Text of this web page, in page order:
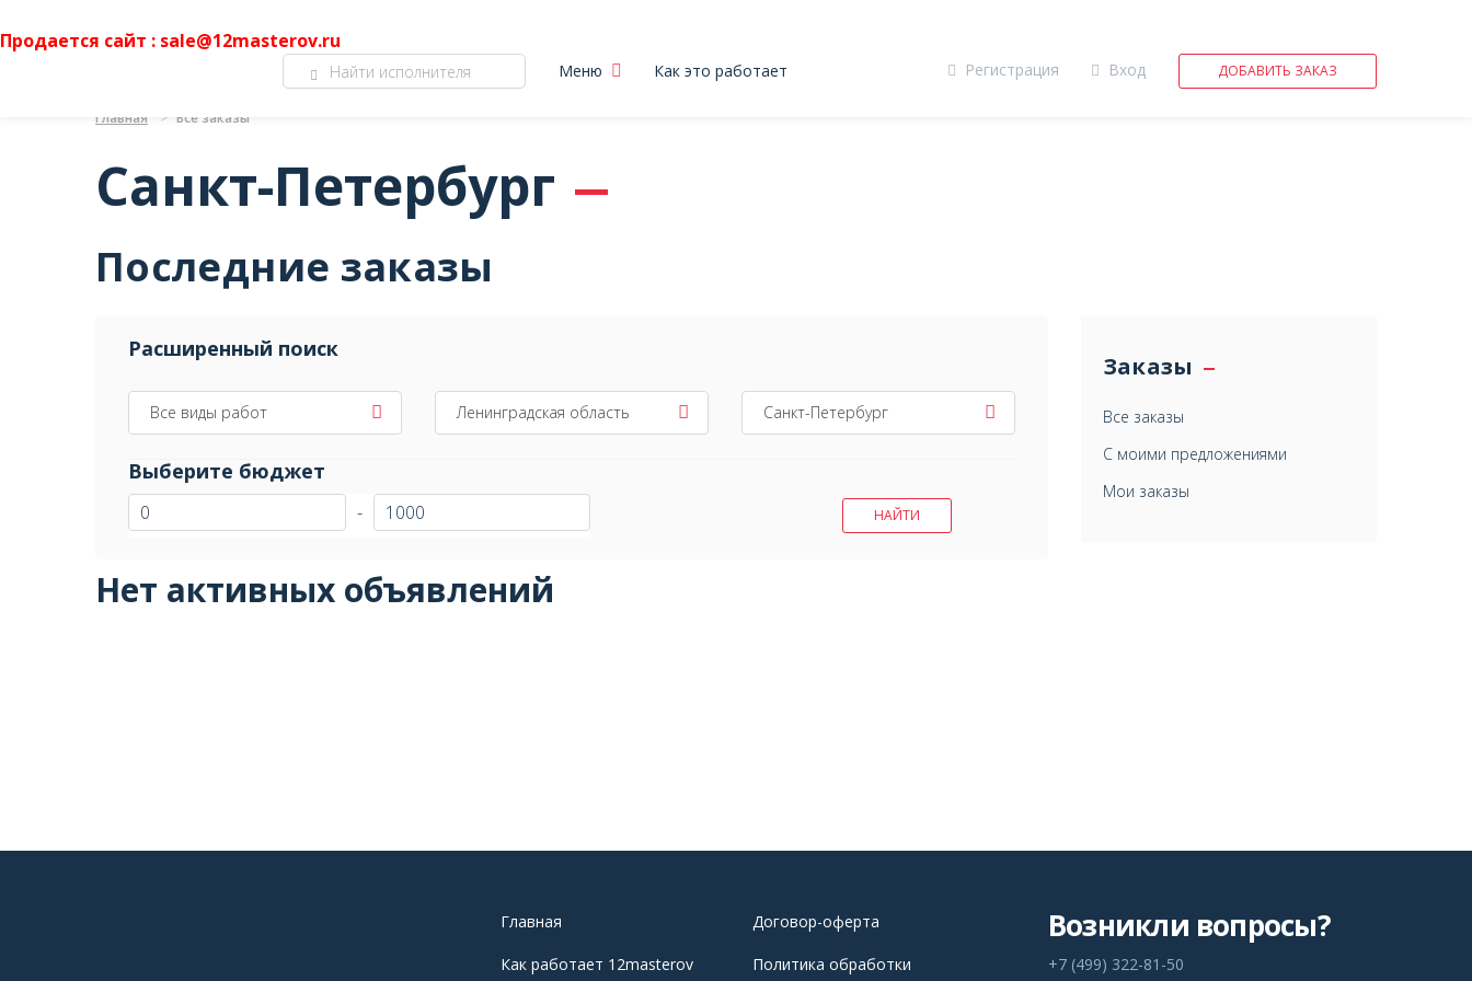
Продается сайт : sale@12masterov.ru
Регистрация Вход ДОБАВИТЬ ЗАКАЗ
Меню Как это работает
Главная Все заказы
Санкт-Петербург
Последние заказы
Расширенный поиск
Все виды работ Ленинградская область Санкт-Петербург
Выберите бюджет
-
Нет активных объявлений
Заказы
Все заказы
С моими предложениями
Мои заказы
Главная Договор-оферта
Как работает 12masterov
Политика обработки
Возникли вопросы?
+7 (499) 322-81-50